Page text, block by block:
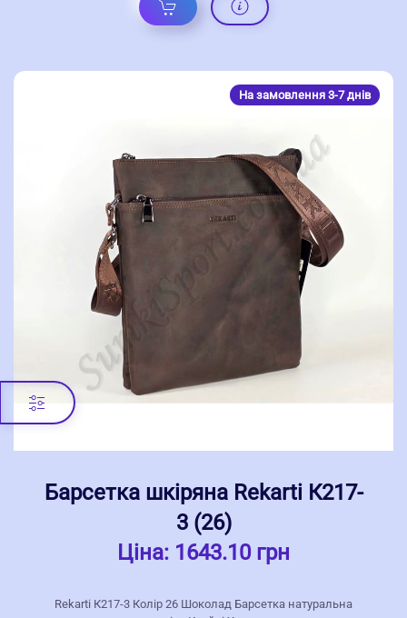
На замовлення 3-7 днів
Барсетка шкіряна Rekarti К217-
3 (26)
Ціна: 1643.10 грн
Rekarti К217-3 Колір 26 Шоколад Барсетка натуральна